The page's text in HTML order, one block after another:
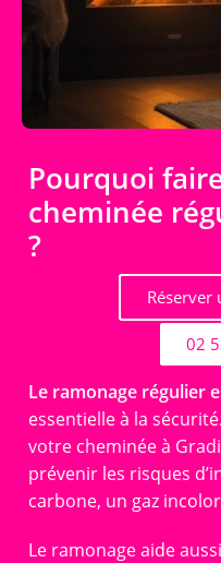
Pourquoi
cheminée
?
Réserver
02
Le ramonage régulier
essentielle à la
votre cheminée à
prévenir les risques
carbone, un gaz
Le ramonage aide